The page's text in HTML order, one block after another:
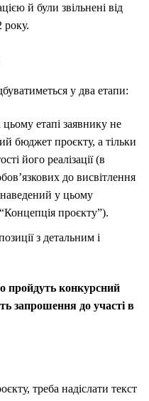
й були звільнені від
року.
у два етапи:
етапі заявнику не
бюджет проєкту, а тільки
його реалізації (в
до висвітлення
у цьому
проєкту”).
з детальним і
пройдуть конкурсний
запрошення до участі в
треба надіслати текст